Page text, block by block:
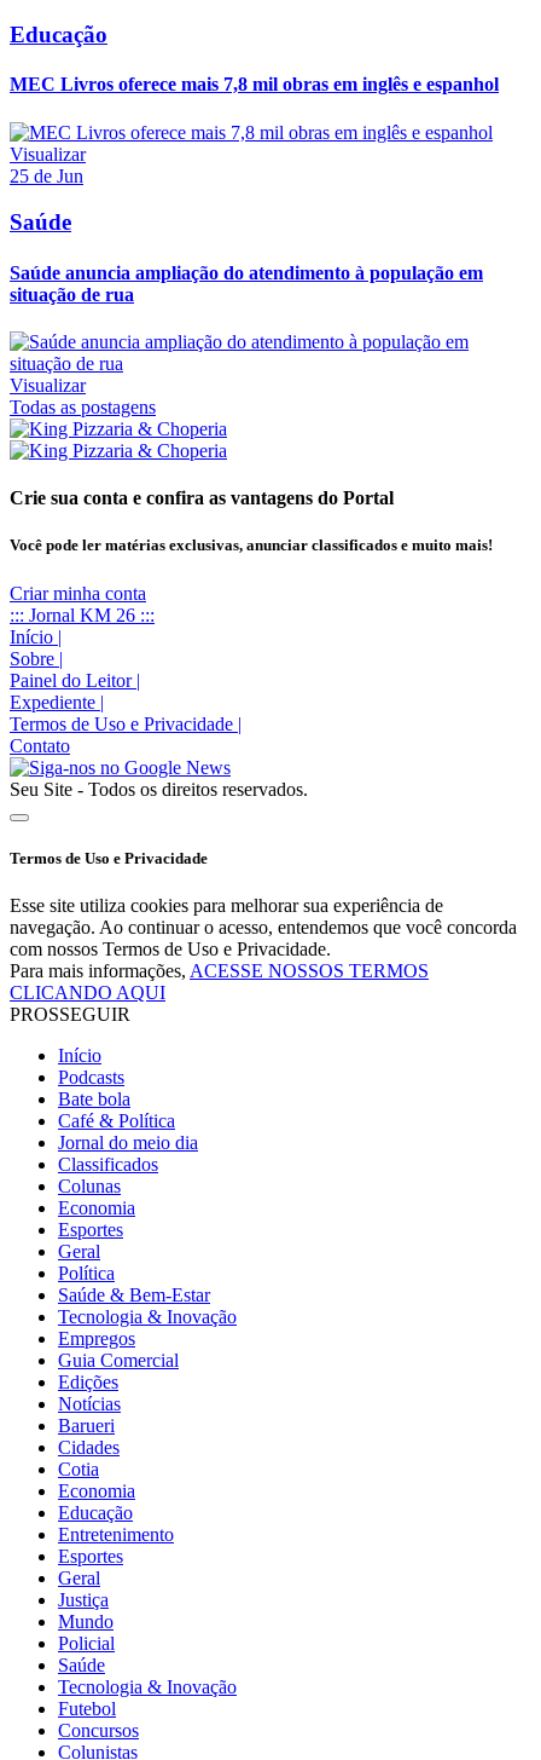
Educação
MEC Livros oferece mais 7,8 mil obras em inglês e espanhol
Visualizar
25 de Jun
Saúde
Saúde anuncia ampliação do atendimento à população em
situação de rua
Visualizar
Todas as postagens
Crie sua conta e confira as vantagens do Portal
Você pode ler matérias exclusivas, anunciar classificados e muito mais!
Criar minha conta
::: Jornal KM 26 :::
Início |
Sobre |
Painel do Leitor |
Expediente |
Termos de Uso e Privacidade |
Contato
Seu Site - Todos os direitos reservados.
Termos de Uso e Privacidade
Esse site utiliza cookies para melhorar sua experiência de
navegação. Ao continuar o acesso, entendemos que você concorda
com nossos Termos de Uso e Privacidade.
Para mais informações, ACESSE NOSSOS TERMOS
CLICANDO AQUI
PROSSEGUIR
Início
Podcasts
Bate bola
Café & Política
Jornal do meio dia
Classificados
Colunas
Economia
Esportes
Geral
Política
Saúde & Bem-Estar
Tecnologia & Inovação
Empregos
Guia Comercial
Edições
Notícias
Barueri
Cidades
Cotia
Economia
Educação
Entretenimento
Esportes
Geral
Justiça
Mundo
Policial
Saúde
Tecnologia & Inovação
Futebol
Concursos
Colunistas